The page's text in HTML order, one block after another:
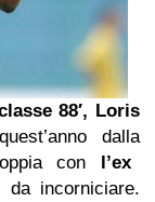
88′, Loris
dalla
con l’ex
incorniciare.